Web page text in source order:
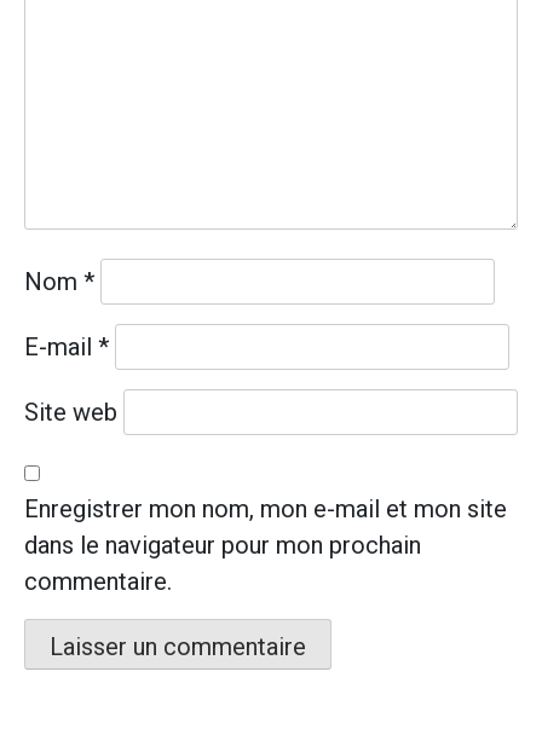
Nom *
E-mail *
Site web
Enregistrer mon nom, mon e-mail et mon site
dans le navigateur pour mon prochain
commentaire.